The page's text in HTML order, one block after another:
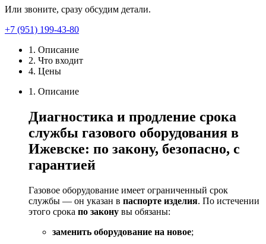
Или звоните, сразу обсудим детали.
+7 (951) 199-43-80
1. Описание
2. Что входит
4. Цены
1. Описание
Диагностика и продление срока
службы газового оборудования в
Ижевске: по закону, безопасно, с
гарантией
Газовое оборудование имеет ограниченный срок
службы — он указан в паспорте изделия. По истечении
этого срока по закону вы обязаны:
заменить оборудование на новое;